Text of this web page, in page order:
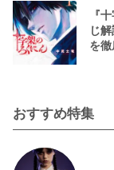
『
じ
を
おすすめ特集